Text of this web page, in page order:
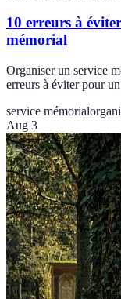
10 erreurs à
mémorial
Organiser un service
erreurs à éviter pour
service mémorial
Aug 3